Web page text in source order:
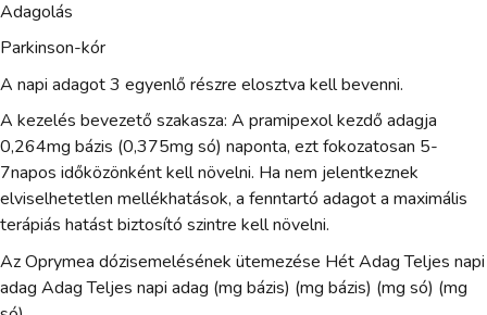
Adagolás
Parkinson-kór
A napi adagot 3 egyenlő részre elosztva kell bevenni.
A kezelés bevezető szakasza: A pramipexol kezdő adagja
0,264mg bázis (0,375mg só) naponta, ezt fokozatosan 5-
7napos időközönként kell növelni. Ha nem jelentkeznek
elviselhetetlen mellékhatások, a fenntartó adagot a maximális
terápiás hatást biztosító szintre kell növelni.
Az Oprymea dózisemelésének ütemezése Hét Adag Teljes napi
adag Adag Teljes napi adag (mg bázis) (mg bázis) (mg só) (mg